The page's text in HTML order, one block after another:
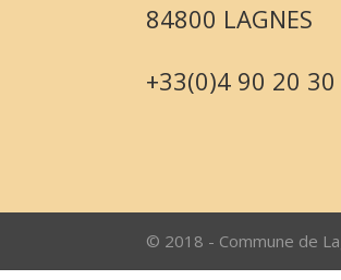
84800 LAGNES
+33(0)4 90 20 30
© 2018 - Commune de